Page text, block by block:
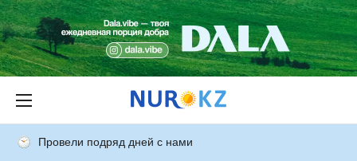
Провели подряд дней с нами